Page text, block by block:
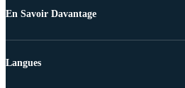
En Savoir Davantage
Langues